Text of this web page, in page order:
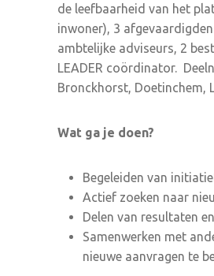
de leefbaarheid van het
inwoner), 3
ambtelijke adviseurs, 2
LEADER coördinator.
Bronckhorst, Doetinchem,
Wat ga je doen?
Begeleiden van
Actief zoeken naar
Delen van resultaten
Samenwerken met
nieuwe aanvragen te